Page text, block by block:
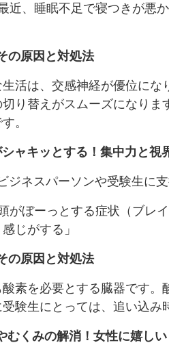
近、睡眠不足で寝つきが悪
の原因と対処法
活は、交感神経が優位にな
り替えがスムーズになり
。
ャキッとする！集中力と視
ジネスパーソンや受験生に
がぼーっとする症状（ブレ
じがする」
の原因と対処法
素を必要とする臓器です
験生にとっては、追い込み
むくみの解消！女性に嬉しい